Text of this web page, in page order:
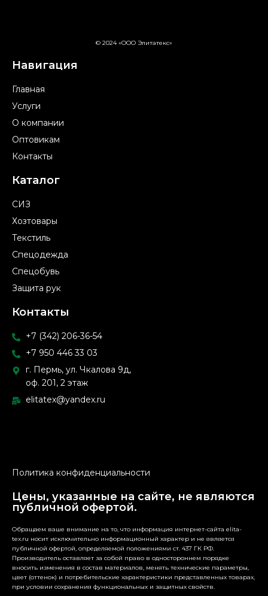
© 2024 «ООО Элитатекс»
Навигация
Главная
Услуги
О компании
Оптовикам
Контакты
Каталог
СИЗ
Хозтовары
Текстиль
Спецодежда
Спецобувь
Защита рук
Контакты
+7 (342) 206-36-54
+7 950 446 33 03
г. Пермь, ул. Чкалова 9д,
оф. 201, 2 этаж
elitatex@yandex.ru
Политика конфиденциальности
Цены, указанные на сайте, не являются
публичной офертой.
Обращаем ваше внимание на то, что информация интернет-сайта elita-
tex.ru носит исключительно информационный характер и не является
публичной офертой, определяемой положениями ст. 437 ГК РФ.
Производитель оставляет за собой право в одностороннем порядке
вносить изменения в состав материалов, менять технические параметры,
цвет (оттенок) и потребительские характеристики представленных товарах,
при условии сохранения функциональных и защитных свойств.